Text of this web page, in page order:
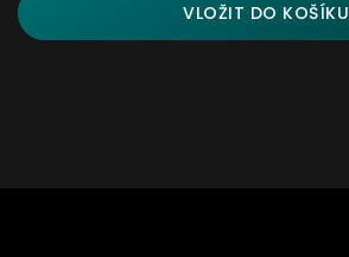
VLOŽIT DO KOŠÍKU